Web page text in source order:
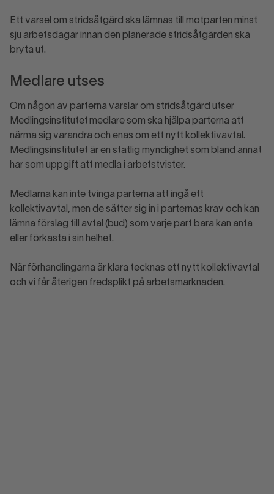
Ett varsel om stridsåtgärd ska lämnas till motparten minst
sju arbetsdagar innan den planerade stridsåtgärden ska
bryta ut.
Medlare utses
Om någon av parterna varslar om stridsåtgärd utser
Medlingsinstitutet medlare som ska hjälpa parterna att
närma sig varandra och enas om ett nytt kollektivavtal.
Medlingsinstitutet är en statlig myndighet som bland annat
har som uppgift att medla i arbetstvister.
Medlarna kan inte tvinga parterna att ingå ett
kollektivavtal, men de sätter sig in i parternas krav och kan
lämna förslag till avtal (bud) som varje part bara kan anta
eller förkasta i sin helhet.
När förhandlingarna är klara tecknas ett nytt kollektivavtal
och vi får återigen fredsplikt på arbetsmarknaden.